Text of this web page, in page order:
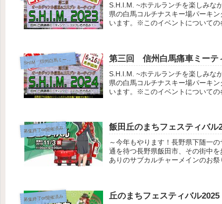
S.H.I.M. ~ホテルランチを楽しみな
県の白馬コルチナスキー場パーキ
います。※このイベントについて
SHIM 信州白馬ミーティング 第三回 信州白馬痛車ミーテ
S.H.I.M. ~ホテルランチを楽しみな
県の白馬コルチナスキー場パーキ
います。※このイベントについて
募集終了or開催済み 飯田丘のまちフェスティバル
～今年もやります！長野県下随一
通を待つ長野県飯田市、その街中
ありのサブカルチャーメインのお
募集終了or開催済み
丘のまちフェスティバル